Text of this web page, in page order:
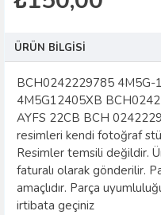
ÜRÜN BILGISI
BCH0242229785
4M5G12405XB
AYFS 22CB BCH
resimleri kendi fotoğraf
Resimler temsili değildir.
faturalı olarak gönderilir.
amaçlıdır. Parça
irtibata geçiniz